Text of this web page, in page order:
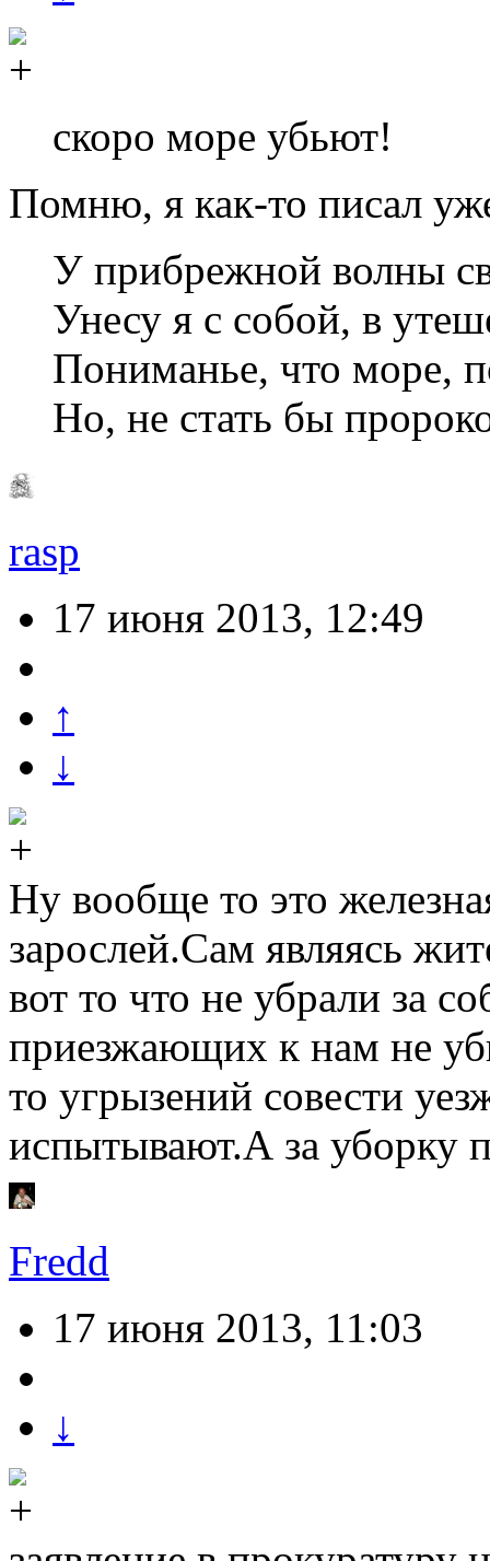
скоро море убьют!
Помню, я как-то писал
У прибрежной волны
Унесу я с собой, в
Пониманье, что море,
Но, не стать бы
rasp
17 июня 2013, 12:49
↑
↓
Ну вообще то это
зарослей.Сам являясь
вот то что не убрали за
приезжающих к нам не
то угрызений совести
испытывают.А за уборку
Fredd
17 июня 2013, 11:03
↓